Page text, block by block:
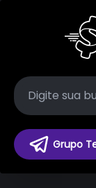
Grupo